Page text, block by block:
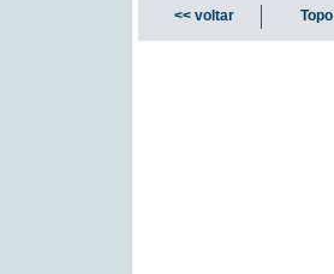
<< voltar Topo